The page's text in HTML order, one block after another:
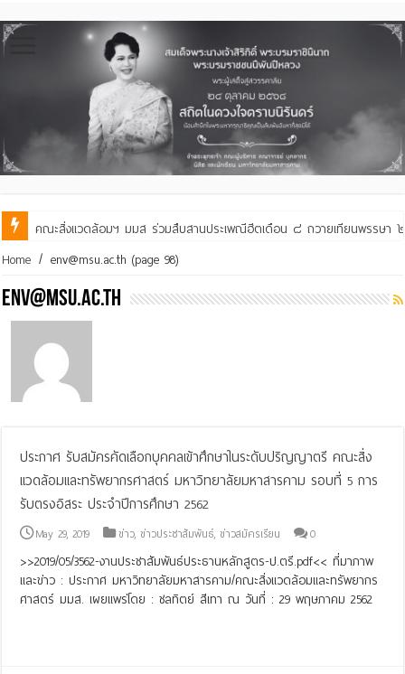
คณะสิ่งแวดล้อมฯ มมส ร่วมสืบสานประเพณีฮีตเดือน ๘ ถวายเทียนพรรษา ๒
Home / env@msu.ac.th (page 98)
env@msu.ac.th
ประกาศ รับสมัครคัดเลือกบุคคลเข้าศึกษาในระดับปริญญาตรี คณะสิ่ง
แวดล้อมและทรัพยากรศาสตร์ มหาวิทยาลัยมหาสารคาม รอบที่ 5 การ
รับตรงอิสระ ประจำปีการศึกษา 2562
May 29, 2019 ข่าว,ข่าวประชาสัมพันธ์,ข่าวสมัครเรียน 0
>>2019/05/3562-งานประชาสัมพันธ์ประธานหลักสูตร-ป.ตรี.pdf<< ที่มาภาพ
และข่าว : ประกาศ มหาวิทยาลัยมหาสารคาม/คณะสิ่งแวดล้อมและทรัพยากร
ศาสตร์ มมส. เผยแพร่โดย : ชลทิตย์ สีเทา ณ วันที่ : 29 พฤษภาคม 2562